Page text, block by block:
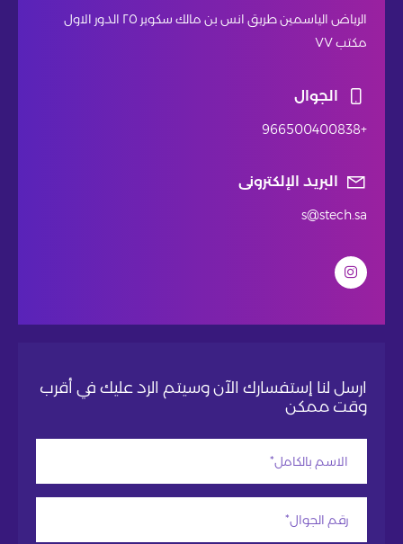
الرياض الياسمين طريق انس بن مالك سكوير ٢٥ الدور الاول
مكتب ٧٧
الجوال
+966500400838
البريد الإلكترونى
s@stech.sa
ارسل لنا إستفسارك الآن وسيتم الرد عليك في أقرب
وقت ممكن